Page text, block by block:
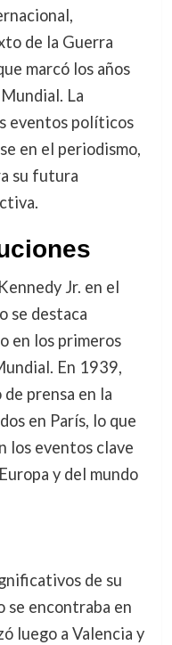
de la Guerra
marcó los años
La
eventos políticos
en el periodismo,
su futura
Jr. en el
se destaca
en los primeros
En 1939,
prensa en la
en París, lo que
los eventos clave
y del mundo
de su
se encontraba en
luego a Valencia y